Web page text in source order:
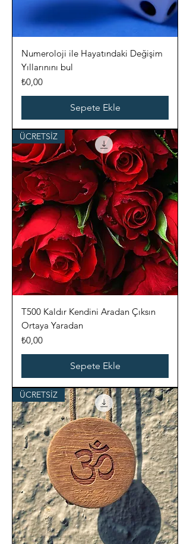
Numeroloji ile Hayatındaki Değişim
Yıllarınını bul
Fiyat
₺0,00
Sepete Ekle
ÜCRETSİZ
T500 Kaldır Kendini Aradan Çıksın
Ortaya Yaradan
Fiyat
₺0,00
Sepete Ekle
ÜCRETSİZ